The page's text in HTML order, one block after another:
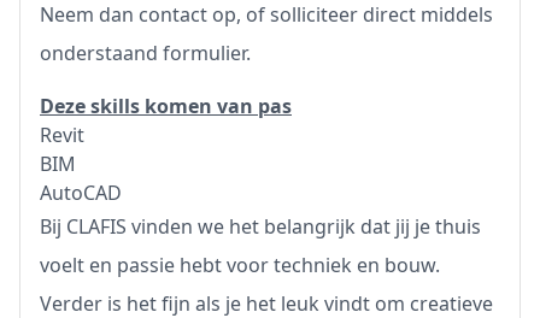
Neem dan contact op, of solliciteer direct middels
onderstaand formulier.
Deze skills komen van pas
Revit
BIM
AutoCAD
Bij CLAFIS vinden we het belangrijk dat jij je thuis
voelt en passie hebt voor techniek en bouw.
Verder is het fijn als je het leuk vindt om creatieve